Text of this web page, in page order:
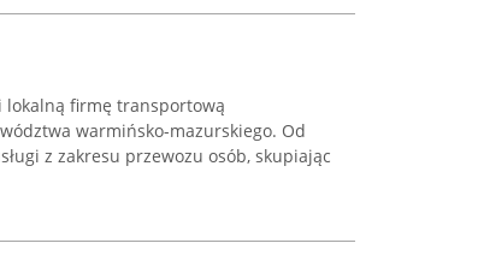
lokalną firmę transportową
warmińsko-mazurskiego. Od
z zakresu przewozu osób, skupiając